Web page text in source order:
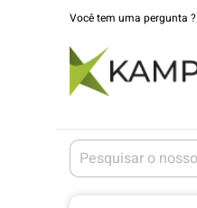
Você tem uma pergunta ?